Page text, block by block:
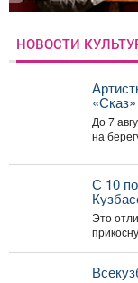
НОВОСТИ
-
поэзия
До 7
на
(«конь
С 10
Это
наш